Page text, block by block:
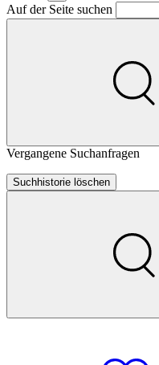
Auf der Seite suchen
Vergangene Suchanfragen
Suchhistorie löschen